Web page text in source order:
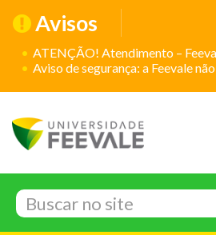
Avisos
ATENÇÃO! Atendimento –
Aviso de segurança: a Feevale não